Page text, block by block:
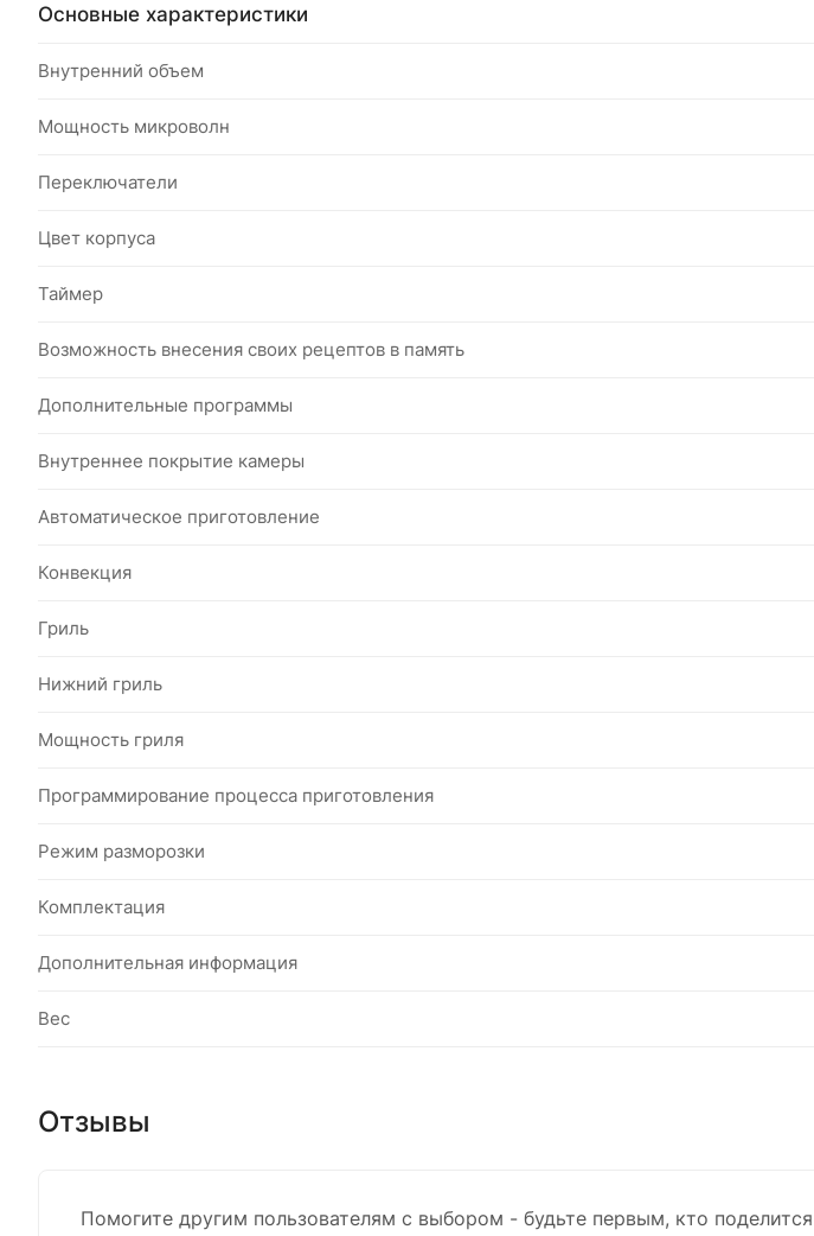
Основные характеристики
Внутренний объем
Мощность микроволн
Переключатели
Цвет корпуса
Таймер
Возможность внесения своих рецептов в память
Дополнительные программы
Внутреннее покрытие камеры
Автоматическое приготовление
Конвекция
Гриль
Нижний гриль
Мощность гриля
Программирование процесса приготовления
Режим разморозки
Комплектация
Дополнительная информация
Вес
Отзывы
Помогите другим пользователям с выбором - будьте первым, кто